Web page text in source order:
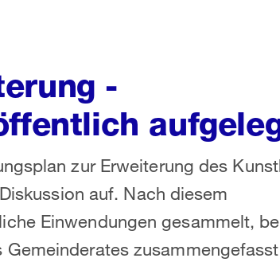
-
zur Erweiterung des
auf. Nach diesem
Einwendungen gesammelt,